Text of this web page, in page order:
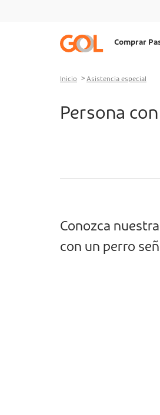
Navegação
Comprar
Inicio Asistencia especial
Persona
Conozca
con un perro